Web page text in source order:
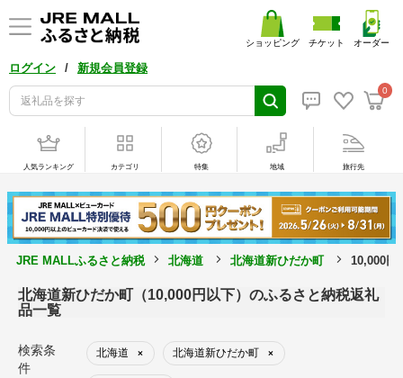
ログイン / 新規会員登録
0
ショッピング チケット オーダー
人気ランキング カテゴリ 特集 地域 旅行先
JRE MALLふるさと納税 北海道 北海道新ひだか町 10,000円
北海道新ひだか町（10,000円以下）のふるさと納税返礼
品一覧
検索条
件
北海道 × 北海道新ひだか町 ×